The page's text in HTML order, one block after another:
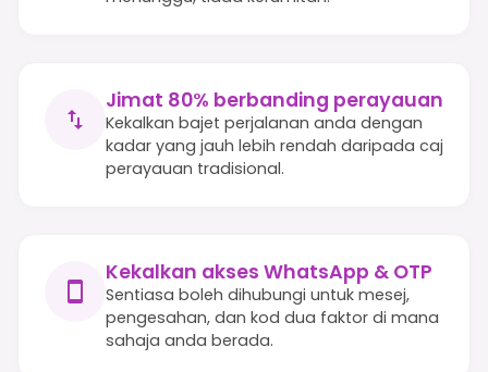
Jimat 80% berbanding perayauan
Kekalkan bajet perjalanan anda dengan
kadar yang jauh lebih rendah daripada caj
perayauan tradisional.
Kekalkan akses WhatsApp & OTP
Sentiasa boleh dihubungi untuk mesej,
pengesahan, dan kod dua faktor di mana
sahaja anda berada.